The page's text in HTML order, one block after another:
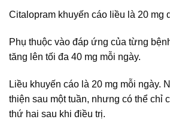
Citalopram khuyến cáo liều là 20 mg
Phụ thuộc vào đáp ứng của từng
tăng lên tối đa 40 mg mỗi ngày.
Liều khuyến cáo là 20 mg mỗi ngày.
thiện sau một tuần, nhưng có thể chỉ
thứ hai sau khi điều trị.